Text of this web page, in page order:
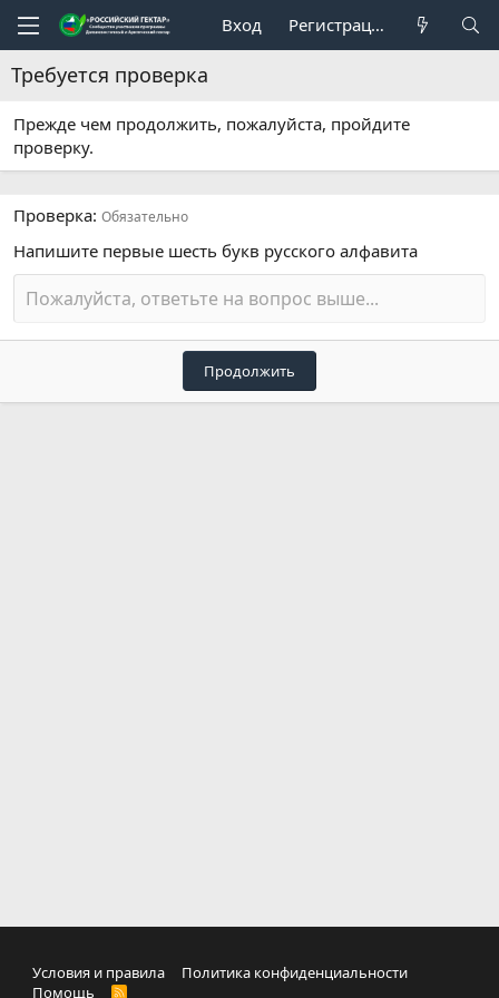
Вход Регистрация
Требуется проверка
Прежде чем продолжить, пожалуйста, пройдите
проверку.
Проверка Обязательно
Напишите первые шесть букв русского алфавита
Продолжить
Условия и правила
Политика конфиденциальности
Помощь
R